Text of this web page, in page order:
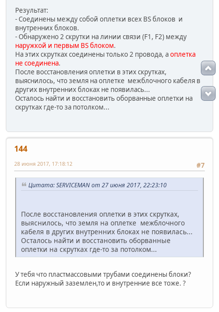
Результат:
- Соединены между собой оплетки всех BS блоков и
внутренних блоков.
- Обнаружено 2 скрутки на линии связи (F1, F2) между
наружкой и первым BS блоком.
На этих скрутках соединены только 2 провода, аоплетка
не соединена.
После восстановления оплетки в этих скрутках,
выяснилось, что земля на оплетке межблочного кабеля в
других внутренних блоках не появилась...
Осталось найти и восстановить оборванные оплетки на
скрутках где-то за потолком...
144
#7
28 июня 2017, 17:18:12
Цитата: SERVICEMAN от 27 июня 2017, 22:23:10
После восстановления оплетки в этих скрутках,
выяснилось, что земля на оплетке межблочного
кабеля в других внутренних блоках не появилась...
Осталось найти и восстановить оборванные
оплетки на скрутках где-то за потолком...
У тебя что пластмассовыми трубами соединены блоки?
Если наружный заземлен,то и внутренние все тоже. ?